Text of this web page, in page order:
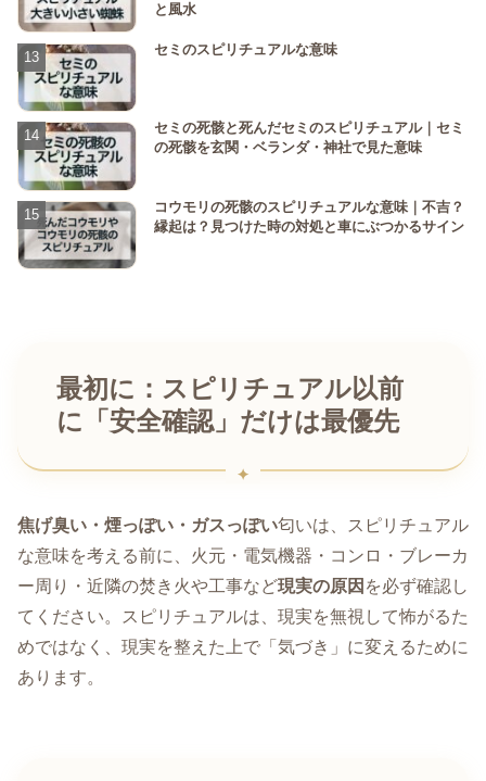
と風水
セミのスピリチュアルな意味
セミの死骸と死んだセミのスピリチュアル｜セミ
の死骸を玄関・ベランダ・神社で見た意味
コウモリの死骸のスピリチュアルな意味｜不吉？
縁起は？見つけた時の対処と車にぶつかるサイン
最初に：スピリチュアル以前
に「安全確認」だけは最優先
焦げ臭い・煙っぽい・ガスっぽい匂いは、スピリチュアル
な意味を考える前に、火元・電気機器・コンロ・ブレーカ
ー周り・近隣の焚き火や工事など現実の原因 を必ず確認し
てください。スピリチュアルは、現実を無視して怖がるた
めではなく、現実を整えた上で「気づき」に変えるために
あります。